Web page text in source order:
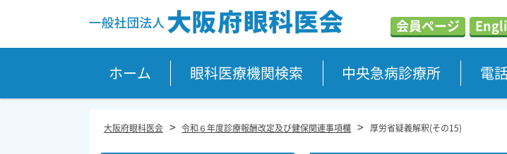
会員ページ
ホーム 眼科医療機関検索 中央急病診療所 電
大阪府眼科医会 > 令和６年度診療報酬改定及び健保関連事項欄 > 厚労省疑義解釈(その15)